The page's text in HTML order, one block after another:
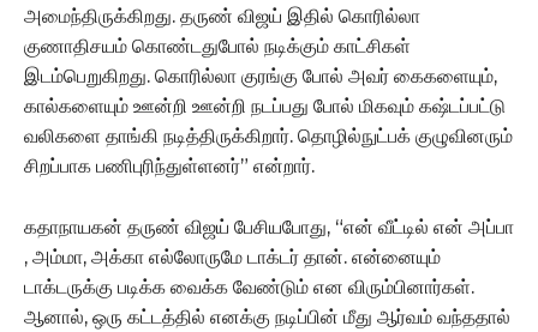
அமைந்திருக்கிறது. தருண் விஜய் இதில் கொரில்லா
குணாதிசயம் கொண்டதுபோல் நடிக்கும் காட்சிகள்
இடம்பெறுகிறது. கொரில்லா குரங்கு போல் அவர் கைகளையும்,
கால்களையும் ஊன்றி ஊன்றி நடப்பது போல் மிகவும் கஷ்டப்பட்டு
வலிகளை தாங்கி நடித்திருக்கிறார். தொழில்நுட்பக் குழுவினரும்
சிறப்பாக பணிபுரிந்துள்ளனர்” என்றார்.
கதாநாயகன் தருண் விஜய் பேசியபோது, “என் வீட்டில் என் அப்பா
, அம்மா, அக்கா எல்லோருமே டாக்டர் தான். என்னையும்
டாக்டருக்கு படிக்க வைக்க வேண்டும் என விரும்பினார்கள்.
ஆனால், ஒரு கட்டத்தில் எனக்கு நடிப்பின் மீது ஆர்வம் வந்ததால்